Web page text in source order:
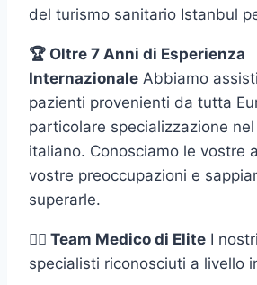
del turismo sanitario Istanbul
🏆 Oltre 7 Anni di Esperienza
Internazionale Abbiamo
pazienti provenienti da tutta
particolare specializzazione
italiano. Conosciamo le vostre
vostre preoccupazioni e
superarle.
👨‍⚕️ Team Medico di Elite I
specialisti riconosciuti a livello